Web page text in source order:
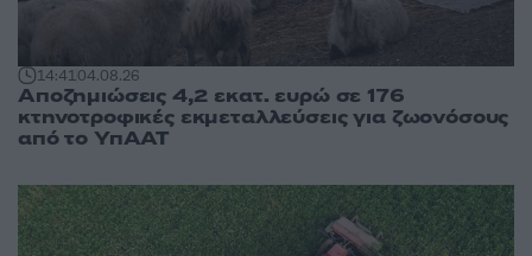
14:4104.08.26
Αποζημιώσεις 4,2 εκατ. ευρώ σε 176
κτηνοτροφικές εκμεταλλεύσεις για ζωονόσους
από το ΥπΑΑΤ